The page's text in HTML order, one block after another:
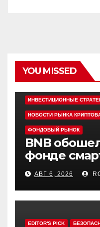
YOU MISSED
ИНВЕСТИЦИОННЫЕ
НОВОСТИ РЫНКА
ФОНДОВЫЙ РЫНОК
BNB
фонде
Grayscale
АВГ 6, 2026
EDITOR'S PICK